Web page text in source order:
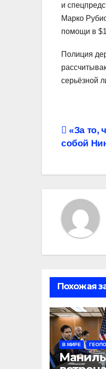
и
Марко
помощи в
Полиция
серьёзной
«За то,
собой
Похожая
В МИРЕ